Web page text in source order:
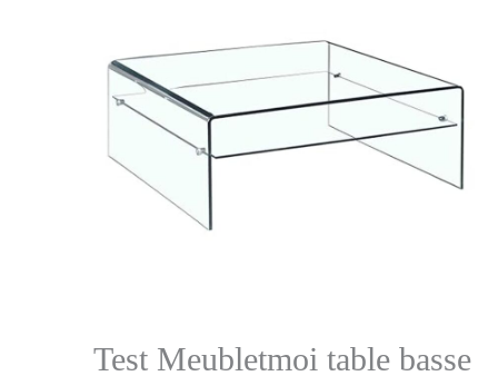
Test Meubletmoi table basse